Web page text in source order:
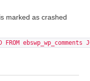
marked as crashed
FROM